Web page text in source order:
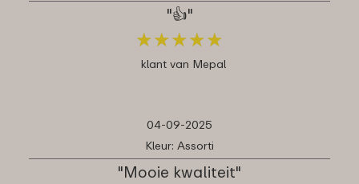
"👍"
★★★★★
★★★★★
klant van Mepal
04-09-2025
Kleur: Assorti
"Mooie kwaliteit"